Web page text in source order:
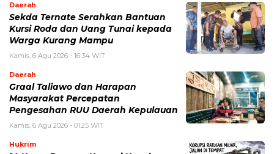
Daerah
Sekda Ternate Serahkan Bantuan
Kursi Roda dan Uang Tunai kepada
Warga Kurang Mampu
Kamis, 6 Agu 2026 - 16:34 WIT
Daerah
Graal Taliawo dan Harapan
Masyarakat Percepatan
Pengesahan RUU Daerah Kepulauan
Kamis, 6 Agu 2026 - 01:25 WIT
Hukrim